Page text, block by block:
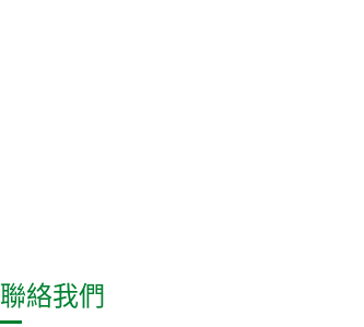
聯絡我們